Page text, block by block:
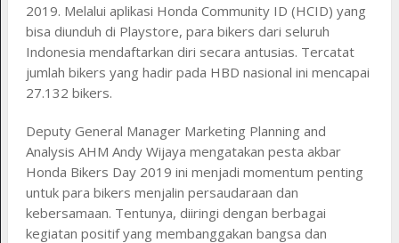
2019. Melalui aplikasi Honda Community ID (HCID) yang
bisa diunduh di Playstore, para bikers dari seluruh
Indonesia mendaftarkan diri secara antusias. Tercatat
jumlah bikers yang hadir pada HBD nasional ini mencapai
27.132 bikers.
Deputy General Manager Marketing Planning and
Analysis AHM Andy Wijaya mengatakan pesta akbar
Honda Bikers Day 2019 ini menjadi momentum penting
untuk para bikers menjalin persaudaraan dan
kebersamaan. Tentunya, diiringi dengan berbagai
kegiatan positif yang membanggakan bangsa dan